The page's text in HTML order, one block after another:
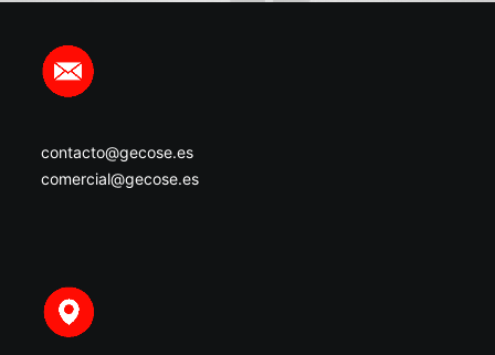
contacto@gecose.es
comercial@gecose.es